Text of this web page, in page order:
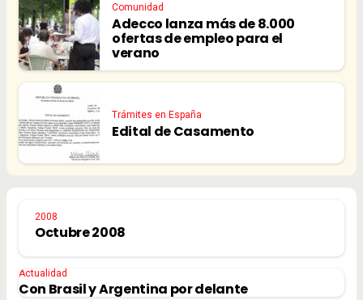
Comunidad
Adecco lanza más de 8.000
ofertas de empleo para el
verano
Trámites en España
Edital de Casamento
2008
Octubre 2008
Actualidad
Con Brasil y Argentina por delante